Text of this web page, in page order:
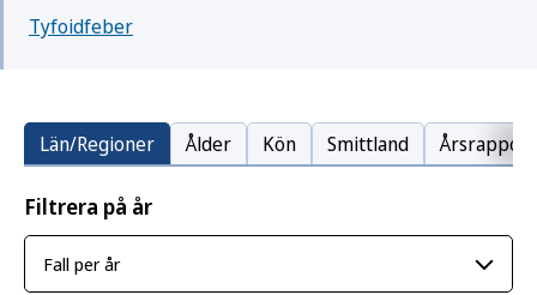
Tyfoidfeber
Län/Regioner Ålder Kön Smittland Årsrapport
Filtrera på år